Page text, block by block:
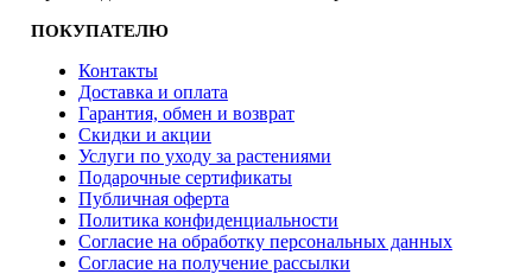
ПОКУПАТЕЛЮ
Контакты
Доставка и оплата
Гарантия, обмен и возврат
Скидки и акции
Услуги по уходу за растениями
Подарочные сертификаты
Публичная оферта
Политика конфиденциальности
Согласие на обработку персональных данных
Согласие на получение рассылки